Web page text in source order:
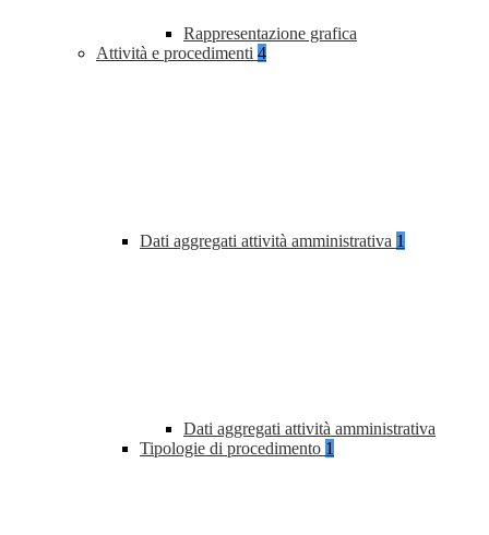
Rappresentazione grafica
Attività e procedimenti 4
Dati aggregati attività amministrativa 1
Dati aggregati attività amministrativa
Tipologie di procedimento 1